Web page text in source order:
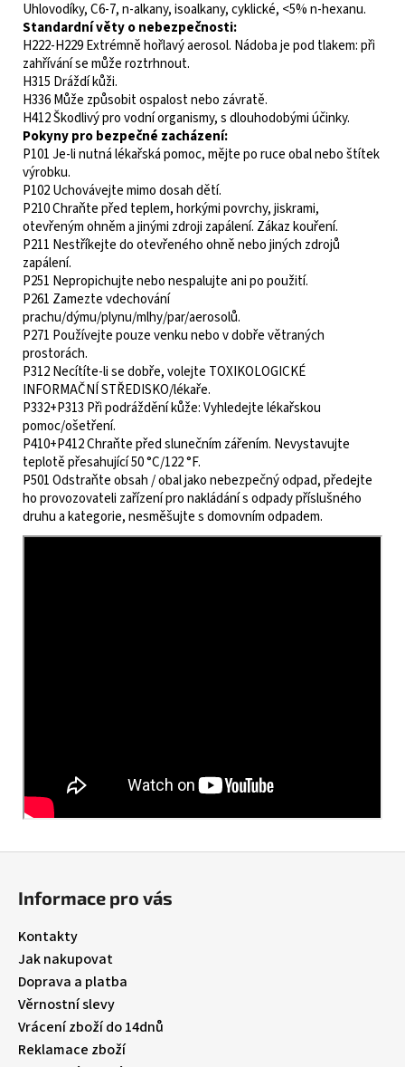
Uhlovodíky, C6-7, n-alkany, isoalkany, cyklické, <5% n-hexanu.
Standardní věty o nebezpečnosti:
H222-H229 Extrémně hořlavý aerosol. Nádoba je pod tlakem: při
zahřívání se může roztrhnout.
H315 Dráždí kůži.
H336 Může způsobit ospalost nebo závratě.
H412 Škodlivý pro vodní organismy, s dlouhodobými účinky.
Pokyny pro bezpečné zacházení:
P101 Je-li nutná lékařská pomoc, mějte po ruce obal nebo štítek
výrobku.
P102 Uchovávejte mimo dosah dětí.
P210 Chraňte před teplem, horkými povrchy, jiskrami,
otevřeným ohněm a jinými zdroji zapálení. Zákaz kouření.
P211 Nestříkejte do otevřeného ohně nebo jiných zdrojů
zapálení.
P251 Nepropichujte nebo nespalujte ani po použití.
P261 Zamezte vdechování
prachu/dýmu/plynu/mlhy/par/aerosolů.
P271 Používejte pouze venku nebo v dobře větraných
prostorách.
P312 Necítíte-li se dobře, volejte TOXIKOLOGICKÉ
INFORMAČNÍ STŘEDISKO/lékaře.
P332+P313 Při podráždění kůže: Vyhledejte lékařskou
pomoc/ošetření.
P410+P412 Chraňte před slunečním zářením. Nevystavujte
teplotě přesahující 50 °C/122 °F.
P501 Odstraňte obsah / obal jako nebezpečný odpad, předejte
ho provozovateli zařízení pro nakládání s odpady příslušného
druhu a kategorie, nesměšujte s domovním odpadem.
Informace pro vás
Kontakty
Jak nakupovat
Doprava a platba
Věrnostní slevy
Vrácení zboží do 14dnů
Reklamace zboží